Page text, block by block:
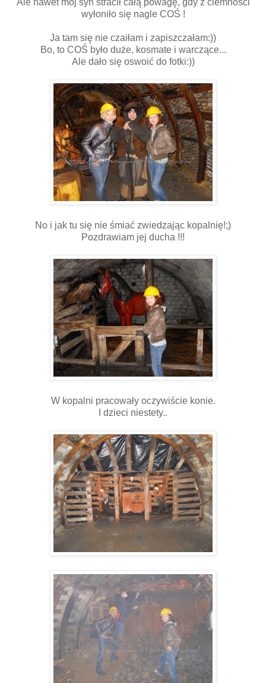
Ale nawet mój syn stracił całą powagę, gdy z ciemności
wyłoniło się nagle COŚ !
Ja tam się nie czaiłam i zapiszczałam:))
Bo, to COŚ było duże, kosmate i warczące...
Ale dało się oswoić do fotki:))
No i jak tu się nie śmiać zwiedzając kopalnię!;)
Pozdrawiam jej ducha !!!
W kopalni pracowały oczywiście konie.
I dzieci niestety..